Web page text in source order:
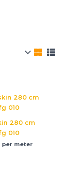
280 cm
010
per meter